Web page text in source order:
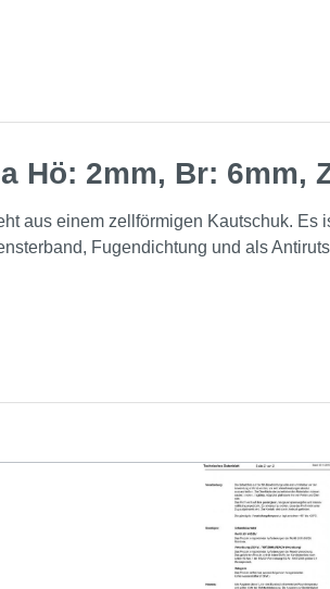
Hö: 2mm, Br:
aus einem zellförmigen Kautschuk.
Fugendichtung und als